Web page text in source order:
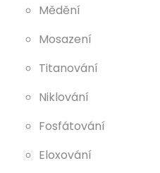
Mědění
Mosazení
Titanování
Niklování
Fosfátování
Eloxování